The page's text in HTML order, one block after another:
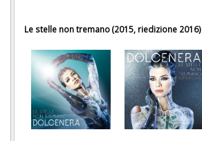
Le stelle non tremano (2015, riedizione 2016)